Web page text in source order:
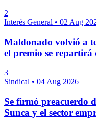
2
Interés General • 02 Aug
Maldonado volvió a
el premio se repartirá
3
Sindical • 04 Aug 2026
Se firmó preacuerdo
Sunca y el sector